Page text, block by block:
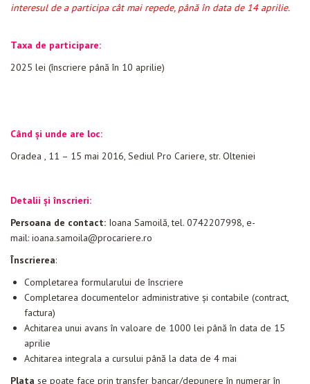
interesul de a participa cât mai repede, până în data de 14 aprilie.
Taxa de participare:
2025 lei (înscriere până în 10 aprilie)
Când și unde are loc:
Oradea , 11 – 15 mai 2016, Sediul Pro Cariere, str. Olteniei
Detalii și înscrieri:
Persoana de contact: Ioana Samoilă,tel. 0742207998, e-
mail: ioana.samoila@procariere.ro
Înscrierea:
Completarea formularului de înscriere
Completarea documentelor administrative și contabile (contract,
factura)
Achitarea unui avans în valoare de 1000 lei până în data de 15
aprilie
Achitarea integrala a cursului până la data de 4 mai
Plata se poate face prin transfer bancar/depunere în numerar în